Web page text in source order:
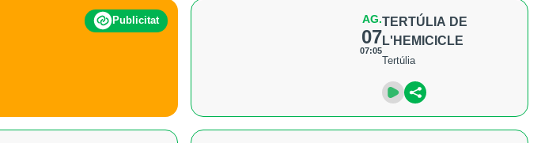
Publicitat AG.
07
07:05
TERTÚLIA DE
L'HEMICICLE
Tertúlia